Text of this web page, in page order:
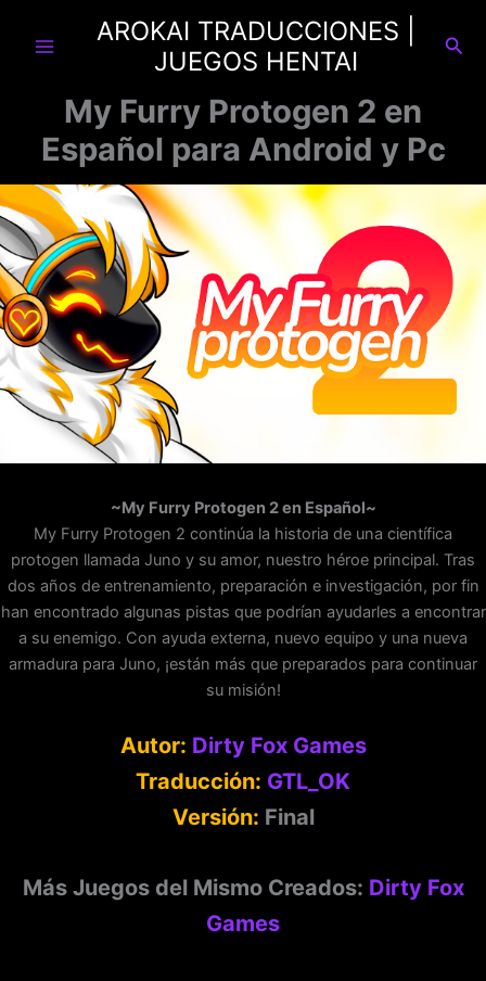
AROKAI TRADUCCIONES |
JUEGOS HENTAI
My Furry Protogen 2 en
Español para Android y Pc
~My Furry Protogen 2 en Español~
My Furry Protogen 2 continúa la historia de una científica
protogen llamada Juno y su amor, nuestro héroe principal. Tras
dos años de entrenamiento, preparación e investigación, por fin
han encontrado algunas pistas que podrían ayudarles a encontrar
a su enemigo. Con ayuda externa, nuevo equipo y una nueva
armadura para Juno, ¡están más que preparados para continuar
su misión!
Autor: Dirty Fox Games
Traducción: GTL_OK
Versión: Final
Más Juegos del Mismo Creados: Dirty Fox
Games